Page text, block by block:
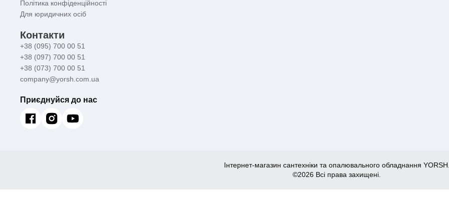
Політика конфіденційності
Для юридичних осіб
Контакти
+38 (095) 700 00 51
+38 (097) 700 00 51
+38 (073) 700 00 51
company@yorsh.com.ua
Приєднуйся до нас
Інтернет-магазин сантехніки та опалювального обладнання
©2026 Всі права захищені.